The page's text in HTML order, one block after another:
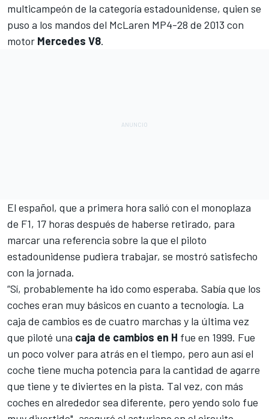
multicampeón de la categoría estadounidense, quien se
puso a los mandos del McLaren MP4-28 de 2013 con
motor Mercedes V8.
El español, que a primera hora salió con el monoplaza
de F1, 17 horas después de haberse retirado, para
marcar una referencia sobre la que el piloto
estadounidense pudiera trabajar, se mostró satisfecho
con la jornada.
“Sí, probablemente ha ido como esperaba. Sabía que los
coches eran muy básicos en cuanto a tecnología. La
caja de cambios es de cuatro marchas y la última vez
que piloté una caja de cambios en H fue en 1999. Fue
un poco volver para atrás en el tiempo, pero aun así el
coche tiene mucha potencia para la cantidad de agarre
que tiene y te diviertes en la pista. Tal vez, con más
coches en alrededor sea diferente, pero yendo solo fue